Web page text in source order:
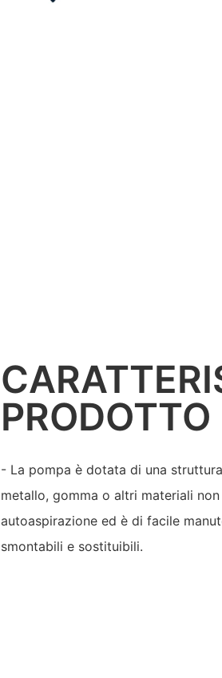
PRODOTTO
- La pompa è dotata di una
metallo, gomma o altri materiali
autoaspirazione ed è di facile
smontabili e sostituibili.